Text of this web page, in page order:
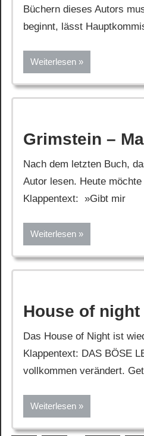
Büchern dieses Autors
beginnt, lässt
Weiterlesen
Grimstein –
Nach dem letzten Buch,
Autor lesen. Heute
Klappentext: »Gibt mir
Weiterlesen
House of
Das House of Night ist
Klappentext: DAS BÖSE
vollkommen verändert.
Weiterlesen